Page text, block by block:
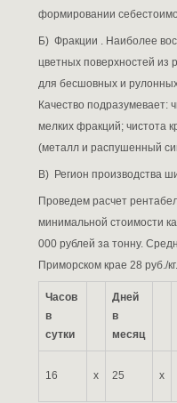
формировании
Б) Фракции
. Наиболее
цветных поверхностей из
для бесшовных и
Качество подразумевает:
мелких фракций; чистота
(металл и распушенный
В) Регион производства
Проведем расчет
минимальной стоимости
000 рублей за тонну.
Приморском крае 28 руб./кг.
Часов
в
сутки
Дней
в
месяц
16 х 25 х